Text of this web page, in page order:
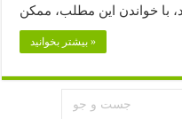
بیشتر بخوانید »